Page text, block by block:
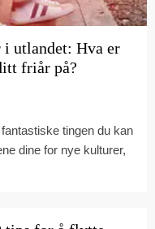
i utlandet: Hva er
friår på?
tingen du kan
dine for nye kulturer,